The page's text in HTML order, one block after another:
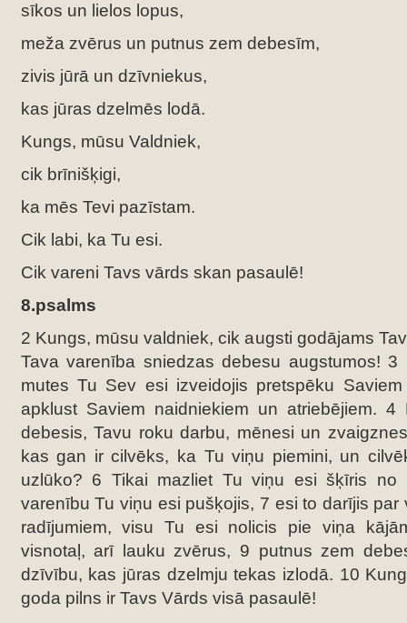
sīkos un lielos lopus,
meža zvērus un putnus zem debesīm,
zivis jūrā un dzīvniekus,
kas jūras dzelmēs lodā.
Kungs, mūsu Valdniek,
cik brīnišķigi,
ka mēs Tevi pazīstam.
Cik labi, ka Tu esi.
Cik vareni Tavs vārds skan pasaulē!
8.psalms
2 Kungs, mūsu valdniek, cik augsti godājams
Tava varenība sniedzas debesu augstumos!
mutes Tu Sev esi izveidojis pretspēku
apklust Saviem naidniekiem un atriebējiem.
debesis, Tavu roku darbu, mēnesi un
kas gan ir cilvēks, ka Tu viņu piemini, un
uzlūko? 6 Tikai mazliet Tu viņu esi šķīris no
varenību Tu viņu esi pušķojis, 7 esi to darījis par
radījumiem, visu Tu esi nolicis pie viņa
visnotaļ, arī lauku zvērus, 9 putnus zem
dzīvību, kas jūras dzelmju tekas izlodā. 10
goda pilns ir Tavs Vārds visā pasaulē!